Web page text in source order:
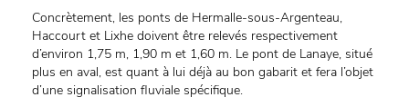
Concrètement, les ponts de Hermalle-sous-Argenteau,
Haccourt et Lixhe doivent être relevés respectivement
d’environ 1,75 m, 1,90 m et 1,60 m. Le pont de Lanaye, situé
plus en aval, est quant à lui déjà au bon gabarit et fera l’objet
d’une signalisation fluviale spécifique.